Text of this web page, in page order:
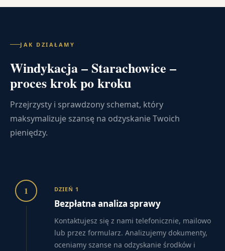
JAK DZIAŁAMY
Windykacja – Starachowice –
proces krok po kroku
Przejrzysty i sprawdzony schemat, który
maksymalizuje szansę na odzyskanie Twoich
pieniędzy.
1 DZIEŃ 1
Bezpłatna analiza sprawy
Kontaktujesz się z nami telefonicznie, mailowo
lub przez formularz. Analizujemy dokumenty,
oceniamy szanse na odzyskanie środków i